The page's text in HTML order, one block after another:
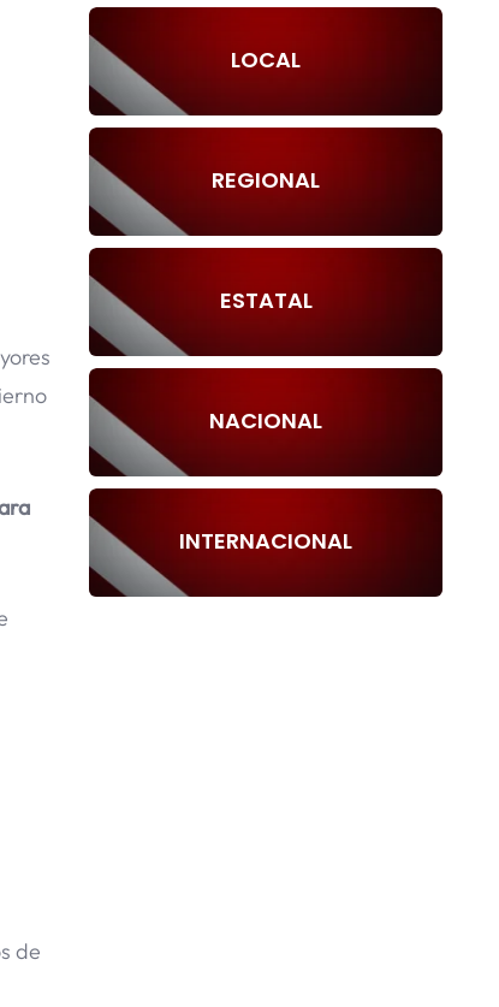
de
LOCAL
REGIONAL
ESTATAL
NACIONAL
INTERNACIONAL